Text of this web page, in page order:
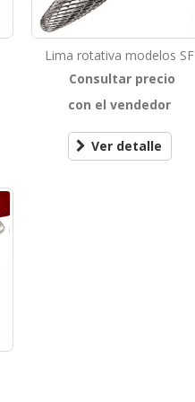
Lima rotativa modelos SF
Consultar precio
con el vendedor
Ver detalle